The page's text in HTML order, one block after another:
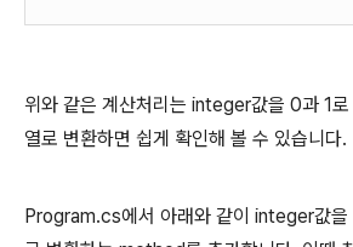
위와 같은 계산처리는 integer값을 0과 1
열로 변환하면 쉽게 확인해 볼 수 있습니다.
Program.cs에서 아래와 같이 integer값